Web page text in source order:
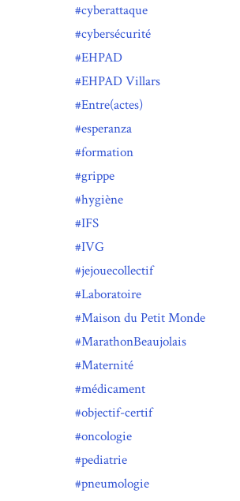
cyberattaque
cybersécurité
EHPAD
EHPAD Villars
Entre(actes)
esperanza
formation
grippe
hygiène
IFS
IVG
jejouecollectif
Laboratoire
Maison du Petit Monde
MarathonBeaujolais
Maternité
médicament
objectif-certif
oncologie
pediatrie
pneumologie